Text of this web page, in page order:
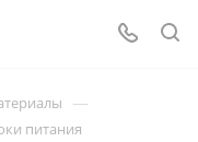
—
питания